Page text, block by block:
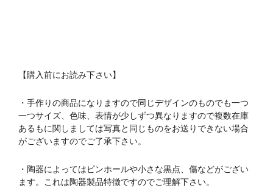
【購入前にお読み下さい】
・手作りの商品になりますので同じデザインのものでも一つ
一つサイズ、色味、表情が少しずつ異なりますので複数在庫
あるもに関しましては写真と同じものをお送りできない場合
がございますのでご了承下さい。
・陶器によってはピンホールや小さな黒点、傷などがござい
ます。これは陶器製品特徴ですのでご理解下さい。